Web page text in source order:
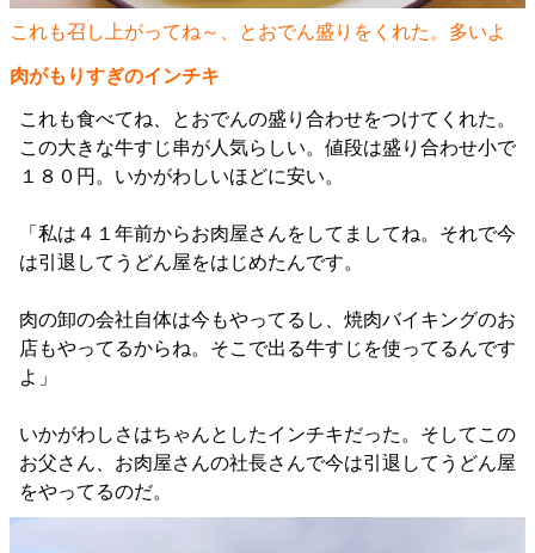
これも召し上がってね～、とおでん盛りをくれた。多いよ
肉がもりすぎのインチキ
これも食べてね、とおでんの盛り合わせをつけてくれた。
この大きな牛すじ串が人気らしい。値段は盛り合わせ小で
１８０円。いかがわしいほどに安い。
「私は４１年前からお肉屋さんをしてましてね。それで今
は引退してうどん屋をはじめたんです。
肉の卸の会社自体は今もやってるし、焼肉バイキングのお
店もやってるからね。そこで出る牛すじを使ってるんです
よ」
いかがわしさはちゃんとしたインチキだった。そしてこの
お父さん、お肉屋さんの社長さんで今は引退してうどん屋
をやってるのだ。